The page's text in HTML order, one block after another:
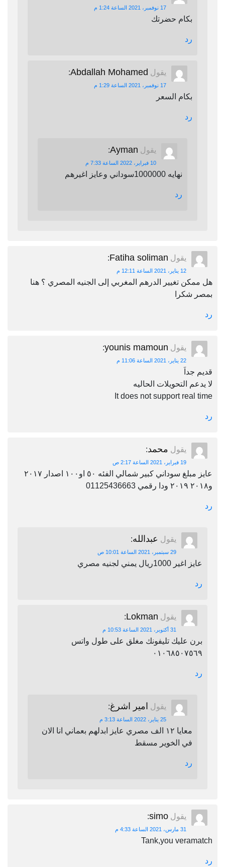
17 نوفمبر، 2021 الساعة 1:24 م
بكام حضرتك
رد
يقول Abdallah Mohamed
:
17 نوفمبر، 2021 الساعة 1:29 م
بكام السعر
رد
يقول Ayman
:
10 فبراير، 2022 الساعة 7:33 م
نهايه 1000000سوداني وعايز اغيرهم
رد
يقول Fatiha soliman
:
12 يناير، 2021 الساعة 12:11 م
هل ممكن تغيير الدرهم المغربي إلى الجنيه المصري ؟ هنا
بمصر شكرا
رد
يقول younis mamoun
:
22 يناير، 2021 الساعة 11:06 م
قديم جداَ
لا يدعم التحويلات الحاليه
It does not support real time
رد
يقول محمد:
19 فبراير، 2021 الساعة 2:17 ص
عايز مبلغ سوداني كبير شمالي الفئه ٥٠ او١٠٠ اصدار ٢٠١٧
و٢٠١٨ ٢٠١٩ ودا رقمي 01125436663
رد
يقول عبدالله:
29 سبتمبر، 2021 الساعة 10:01 ص
عايز اغير 1000ريال يمني لجنيه مصري
رد
يقول Lokman
:
31 أكتوبر، 2021 الساعة 10:53 م
برن عليك تليفونك مغلق على طول واتس
٠١٠٦٨٥٠٧٥٦٩
رد
يقول امير اشرغ:
25 يناير، 2022 الساعة 3:13 م
معايا ١٢ الف مصري عايز ابدلهم بعماني انا الان
في الخوير مسقط
رد
يقول simo
:
31 مارس، 2021 الساعة 4:33 م
Tank,you veramatch
رد